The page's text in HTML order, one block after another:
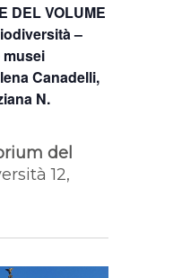
DEL VOLUME
–
musei
Canadelli,
N.
del
12,